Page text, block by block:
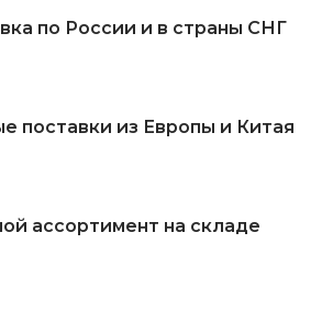
входят в коплект на диван и
дополнительные фото.
по России и в страны СНГ
поставки из Европы и Китая
ассортимент на складе